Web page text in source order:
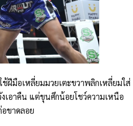
ฝีมือเหลี่ยมมวยเตะขวาพลิกเหลี่ยมใส่
เอาคืน แต่ขุนศึกน้อยโชว์ความเหนือ
ขาดลอย